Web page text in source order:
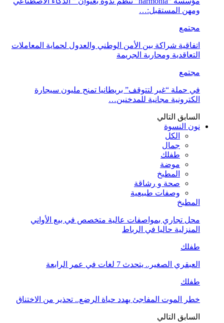
ومهن المستقبل:…
مجتمع
اتفاقية شراكة بين الأمن الوطني والعدول لحماية المعاملات
التعاقدية ومحاربة الجريمة
مجتمع
في حملة “غير لتتوقف” بريطانيا تمنح مليون سيجارة
الكترونية مجانية للمدخنين…
السابق التالي
نون النسوة
الكل
جمال
طفلك
موضة
المطبخ
صحة و رشاقة
وصفات طبيعية
المطبخ
محل تجاري بمواصفات عالية متخصص في بيع الأواني
المنزلية حاليا في الرباط
طفلك
العبقري الصغير.. يتحدث 7 لغات في عمر الرابعة
طفلك
خطر الموت المفاجئ يهدد حياة الرضع.. تحذير من الاختناق
السابق التالي